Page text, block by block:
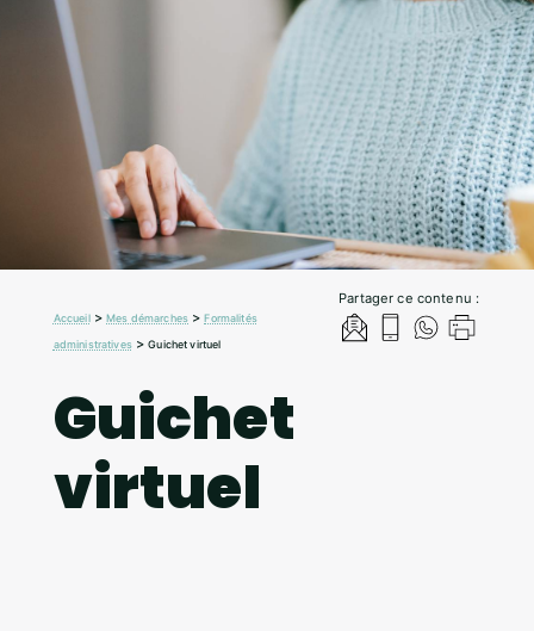
Partager ce contenu :
Accueil>Mes démarches >Formalités
administratives>Guichet virtuel
Guichet
virtuel